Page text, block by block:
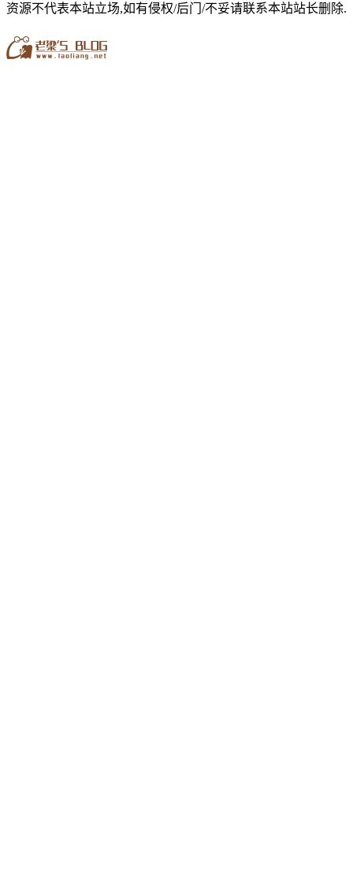
资源不代表本站立场,如有侵权/后门/不妥请联系本站站长删除.